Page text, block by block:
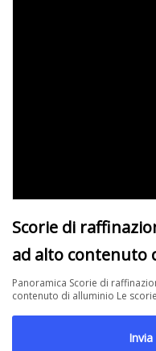
Scorie di
ad alto contenuto
Panoramica Scorie di
contenuto di alluminio Le